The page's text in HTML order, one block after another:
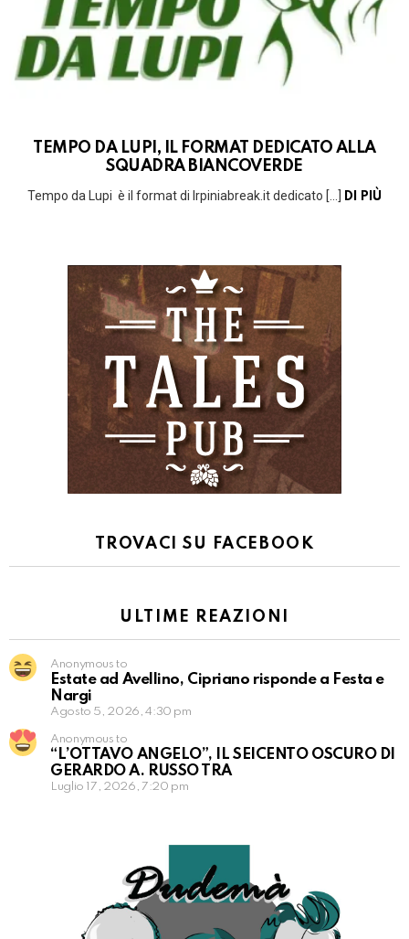
TEMPO DA LUPI, IL FORMAT DEDICATO ALLA
SQUADRA BIANCOVERDE
Tempo da Lupi è il format di Irpiniabreak.it dedicato […] DI PIÙ
TROVACI SU FACEBOOK
ULTIME REAZIONI
Anonymous to
Estate ad Avellino, Cipriano risponde a Festa e
Nargi
Agosto 5, 2026, 4:30 pm
Anonymous to
“L’OTTAVO ANGELO”, IL SEICENTO OSCURO DI
GERARDO A. RUSSO TRA
Luglio 17, 2026, 7:20 pm